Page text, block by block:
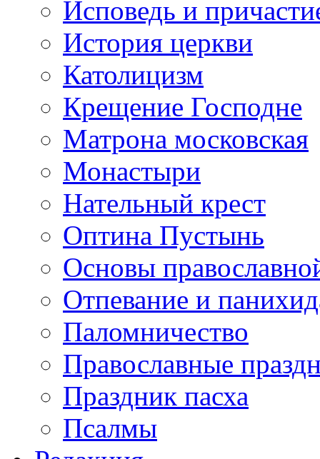
Исповедь и
История церкви
Католицизм
Крещение Господне
Матрона московская
Монастыри
Нательный крест
Оптина Пустынь
Основы
Отпевание и
Паломничество
Православные
Праздник пасха
Псалмы